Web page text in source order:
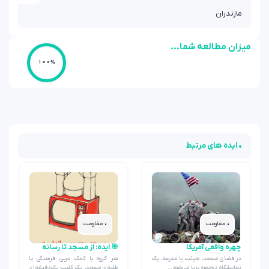
مازندران
میزان مطالعه شما...
100%
• ایده های مرتبط
• مقاومت
چهره واقعی آمریکا
در فضای مسجد، هیئت یا مدرسه، یک
نمایشگاه دوچهره برپا می‌شود…
• مقاومت
🎯 ایده: از مسجد تا رسانه
هر گروه با کمک مربی فرهنگی یا
طلبه‌ی مسجد، یک کلیپ یک‌دقیقه‌ای